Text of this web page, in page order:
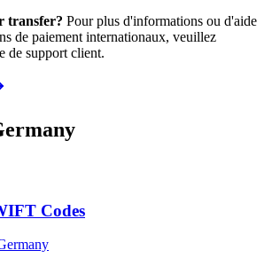
transfer? Pour plus d'informations ou d'aide
de paiement internationaux, veuillez
de support client.
Codes